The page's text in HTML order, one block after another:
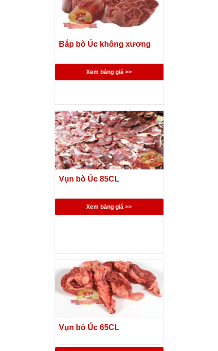
Bắp bò Úc không xương
Xem bảng giá >>
Vụn bò Úc 85CL
Xem bảng giá >>
Vụn bò Úc 65CL